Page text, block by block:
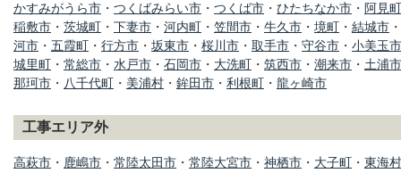
かすみがうら市 ・ つくばみらい市 ・ つくば市 ・ ひたちなか市 ・ 阿見町
稲敷市 ・ 茨城町 ・ 下妻市 ・ 河内町 ・ 笠間市 ・ 牛久市 ・ 境町 ・ 結城市 ・
河市 ・ 五霞町 ・ 行方市 ・ 坂東市 ・ 桜川市 ・ 取手市 ・ 守谷市 ・ 小美玉市
城里町 ・ 常総市 ・ 水戸市 ・ 石岡市 ・ 大洗町 ・ 筑西市 ・ 潮来市 ・ 土浦市
那珂市 ・ 八千代町 ・ 美浦村 ・ 鉾田市 ・ 利根町 ・ 龍ヶ崎市
工事エリア外
高萩市 ・ 鹿嶋市 ・ 常陸太田市 ・ 常陸大宮市 ・ 神栖市 ・ 大子町 ・ 東海村